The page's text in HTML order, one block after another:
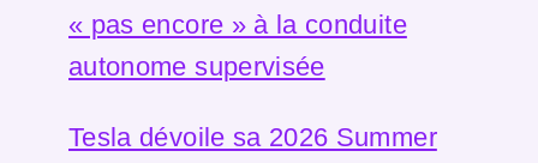
« pas encore » à la conduite
autonome supervisée
Tesla dévoile sa 2026 Summer